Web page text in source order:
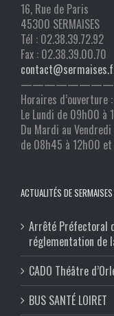
16, Rue de Paris
45300 SERMAISES
Tél : 02.38.39.72.92
Fax : 02.38.39.00.70
Horaires d’ouverture :
Le Lundi de 09h00 à
Du Mardi au Vendredi
de 08h45 à 12h00
ACTUALITÉS DE SERMAISES
Arrêté Préfectoral
réglementation de
CADO Théâtre
BUS SANTÉ LOIRET